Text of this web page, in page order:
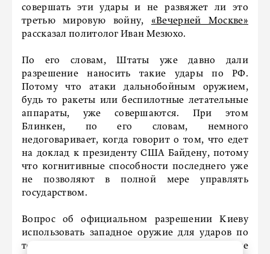
совершать эти удары и не развяжет ли это
третью мировую войну, «Вечерней Москве»
рассказал политолог Иван Мезюхо.
По его словам, Штаты уже давно дали
разрешение наносить такие удары по РФ.
Потому что атаки дальнобойным оружием,
будь то ракеты или беспилотные летательные
аппараты, уже совершаются. При этом
Блинкен, по его словам, немного
недоговаривает, когда говорит о том, что едет
на доклад к президенту США Байдену, потому
что когнитивные способности последнего уже
не позволяют в полной мере управлять
государством.
Вопрос об официальном разрешении Киеву
использовать западное оружие для ударов по
территории России муссируется уже